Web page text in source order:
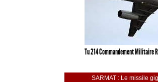
Tu 214 Commandement Militaire
SARMAT : Le missile